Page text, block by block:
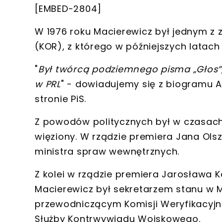
EMBED-2804
W 1976 roku Macierewicz był jednym z
(KOR), z którego w późniejszych
"Był twórcą podziemnego pisma
w PRL" - dowiadujemy się z biogramu
stronie PiS.
Z powodów politycznych był w
więziony. W rządzie premiera Jana
ministra spraw wewnętrznych.
Z kolei w rządzie premiera Jarosława
Macierewicz był sekretarzem stanu w
przewodniczącym Komisji
Służby Kontrwywiadu Wojskowego.